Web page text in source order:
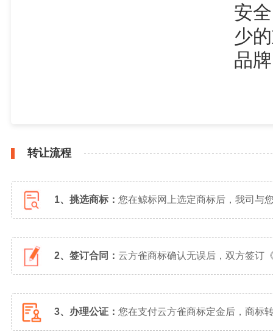
安
少
品
转让流程
1、挑选商标： 您在鲸标网上选定商标后，我司与
2、签订合同： 云方雀商标确认无误后，双方签订
3、办理公证： 您在支付云方雀商标定金后，商标